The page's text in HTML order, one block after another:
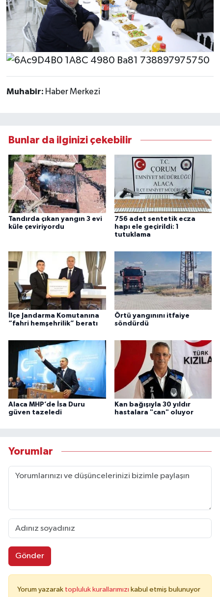
Muhabir: Haber Merkezi
Bunlar da ilginizi çekebilir
Tandırda çıkan yangın 3 evi
küle çeviriyordu
756 adet sentetik ecza
hapı ele geçirildi: 1
tutuklama
İlçe Jandarma Komutanına
“fahri hemşehrilik” beratı
Örtü yangınını itfaiye
söndürdü
Alaca MHP’de İsa Duru
güven tazeledi
Kan bağışıyla 30 yıldır
hastalara "can" oluyor
Yorumlar
Gönder
Yorum yazarak topluluk kurallarımızı kabul etmiş bulunuyor